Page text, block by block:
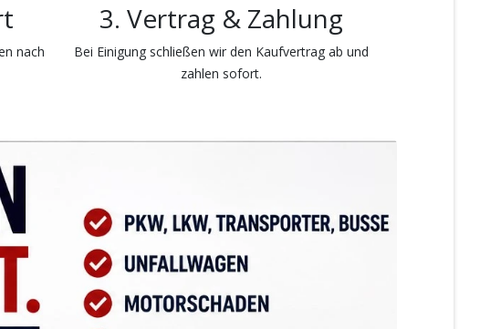
nach
3. Vertrag & Zahlung
Bei Einigung schließen wir den Kaufvertrag ab und
zahlen sofort.